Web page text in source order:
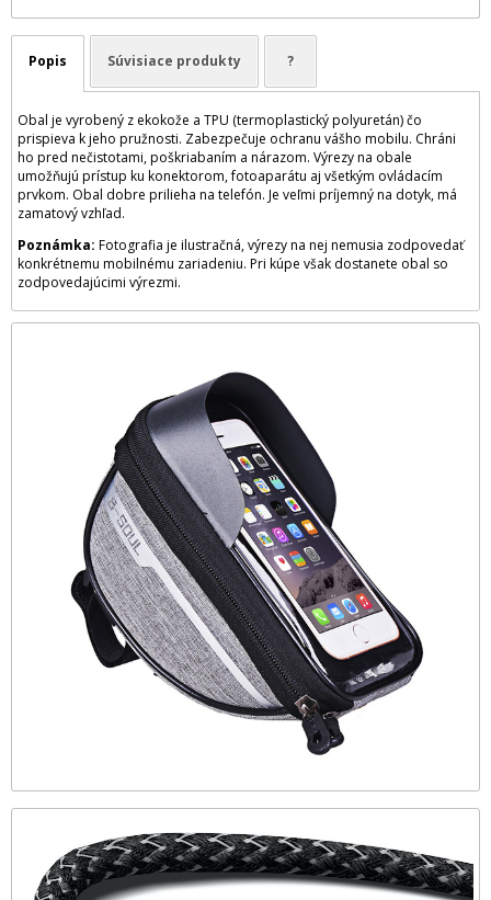
Popis Súvisiace produkty ?
Obal je vyrobený z ekokože a TPU (termoplastický polyuretán) čo
prispieva k jeho pružnosti. Zabezpečuje ochranu vášho mobilu. Chráni
ho pred nečistotami, poškriabaním a nárazom. Výrezy na obale
umožňujú prístup ku konektorom, fotoaparátu aj všetkým ovládacím
prvkom. Obal dobre prilieha na telefón. Je veľmi príjemný na dotyk, má
zamatový vzhľad.
Poznámka: Fotografia je ilustračná, výrezy na nej nemusia zodpovedať
konkrétnemu mobilnému zariadeniu. Pri kúpe však dostanete obal so
zodpovedajúcimi výrezmi.